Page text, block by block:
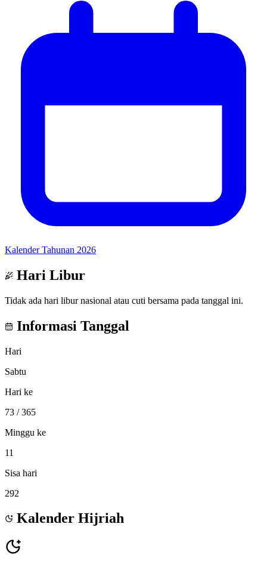
Kalender Tahunan 2026
Hari Libur
Tidak ada hari libur nasional atau cuti bersama pada tanggal ini.
Informasi Tanggal
Hari
Sabtu
Hari ke
73 / 365
Minggu ke
11
Sisa hari
292
Kalender Hijriah